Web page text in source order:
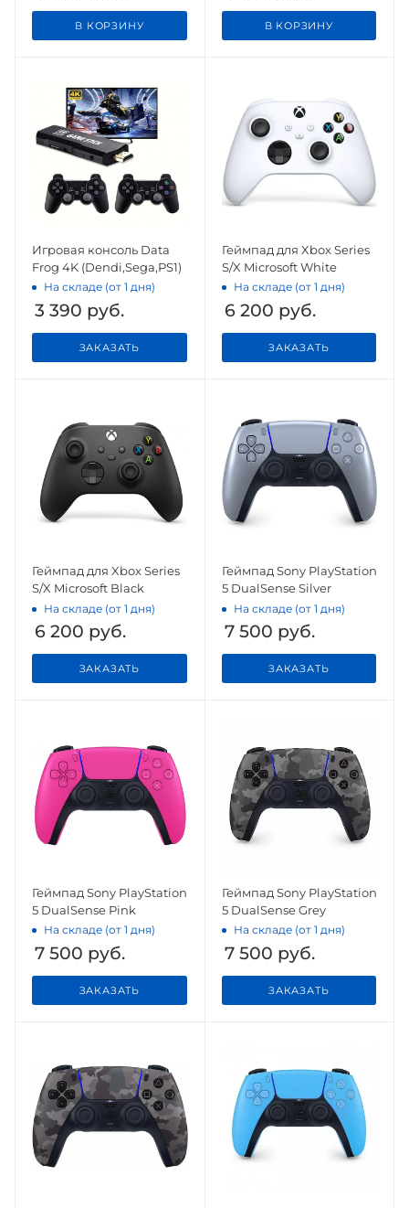
В КОРЗИНУ В КОРЗИНУ
Игровая консоль Data
Frog 4K (Dendi,Sega,PS1)
На складе (от 1 дня)
3 390 руб.
ЗАКАЗАТЬ
Геймпад для Xbox Series
S/X Microsoft White
На складе (от 1 дня)
6 200 руб.
ЗАКАЗАТЬ
Геймпад для Xbox Series
S/X Microsoft Black
На складе (от 1 дня)
6 200 руб.
ЗАКАЗАТЬ
Геймпад Sony PlayStation
5 DualSense Silver
На складе (от 1 дня)
7 500 руб.
ЗАКАЗАТЬ
Геймпад Sony PlayStation
5 DualSense Pink
На складе (от 1 дня)
7 500 руб.
ЗАКАЗАТЬ
Геймпад Sony PlayStation
5 DualSense Grey
На складе (от 1 дня)
7 500 руб.
ЗАКАЗАТЬ